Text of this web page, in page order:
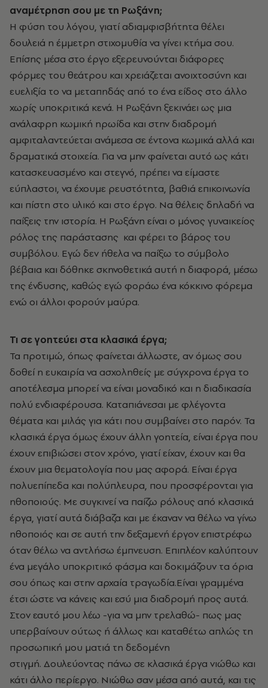
αναμέτρηση σου με τη Ρωξάνη;
Η φύση του λόγου, γιατί αδιαμφισβήτητα θέλει
δουλειά η έμμετρη στιχομυθία να γίνει κτήμα σου.
Επίσης μέσα στο έργο εξερευνούνται διάφορες
φόρμες του θεάτρου και χρειάζεται ανοιχτοσύνη και
ευελιξία το να μεταπηδάς από το ένα είδος στο άλλο
χωρίς υποκριτικά κενά. Η Ρωξάνη ξεκινάει ως μια
ανάλαφρη κωμική ηρωίδα και στην διαδρομή
αμφιταλαντεύεται ανάμεσα σε έντονα κωμικά αλλά και
δραματικά στοιχεία. Για να μην φαίνεται αυτό ως κάτι
κατασκευασμένο και στεγνό, πρέπει να είμαστε
εύπλαστοι, να έχουμε ρευστότητα, βαθιά επικοινωνία
και πίστη στο υλικό και στο έργο. Να θέλεις δηλαδή να
παίξεις την ιστορία. Η Ρωξάνη είναι ο μόνος γυναικείος
ρόλος της παράστασης και φέρει το βάρος του
συμβόλου. Εγώ δεν ήθελα να παίξω το σύμβολο
βέβαια και δόθηκε σκηνοθετικά αυτή η διαφορά, μέσω
της ένδυσης, καθώς εγώ φοράω ένα κόκκινο φόρεμα
ενώ οι άλλοι φορούν μαύρα.
Τι σε γοητεύει στα κλασικά έργα;
Τα προτιμώ, όπως φαίνεται άλλωστε, αν όμως σου
δοθεί η ευκαιρία να ασχοληθείς με σύγχρονα έργα το
αποτέλεσμα μπορεί να είναι μοναδικό και η διαδικασία
πολύ ενδιαφέρουσα. Καταπιάνεσαι με φλέγοντα
θέματα και μιλάς για κάτι που συμβαίνει στο παρόν. Τα
κλασικά έργα όμως έχουν άλλη γοητεία, είναι έργα που
έχουν επιβιώσει στον χρόνο, γιατί είχαν, έχουν και θα
έχουν μια θεματολογία που μας αφορά. Είναι έργα
πολυεπίπεδα και πολύπλευρα, που προσφέρονται για
ηθοποιούς. Με συγκινεί να παίζω ρόλους από κλασικά
έργα, γιατί αυτά διάβαζα και με έκαναν να θέλω να γίνω
ηθοποιός και σε αυτή την δεξαμενή έργον επιστρέφω
όταν θέλω να αντλήσω έμπνευση. Επιπλέον καλύπτουν
ένα μεγάλο υποκριτικό φάσμα και δοκιμάζουν τα όρια
σου όπως και στην αρχαία τραγωδία.Είναι γραμμένα
έτσι ώστε να κάνεις και εσύ μια διαδρομή προς αυτά.
Στον εαυτό μου λέω -για να μην τρελαθώ- πως μας
υπερβαίνουν ούτως ή άλλως και καταθέτω απλώς τη
προσωπική μου ματιά τη δεδομένη
στιγμή. Δουλεύοντας πάνω σε κλασικά έργα νιώθω και
κάτι άλλο περίεργο. Νιώθω σαν μέσα από αυτά, και τις